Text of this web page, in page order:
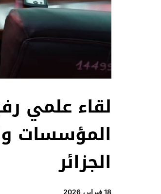
لقاء علمي
المؤسسات
الجزائر
18 فبراير، 2026